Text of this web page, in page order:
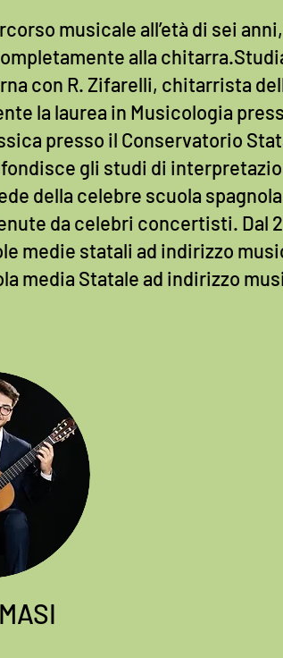
musicale all’età di sei
alla
con R. Zifarelli, chitarrista
la laurea in Musicologia
presso il Conservatorio
gli studi di
della celebre scuola
da celebri concertisti. Dal
medie statali ad indirizzo
media Statale ad indirizzo